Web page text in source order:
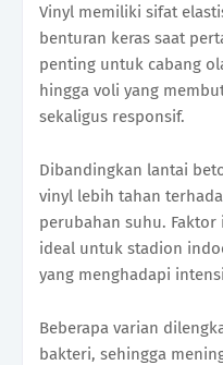
Vinyl memiliki sifat
benturan keras saat
penting untuk cabang
hingga voli yang
sekaligus responsif.
Dibandingkan lantai
vinyl lebih tahan
perubahan suhu.
ideal untuk stadion
yang menghadapi
Beberapa varian
bakteri, sehingga